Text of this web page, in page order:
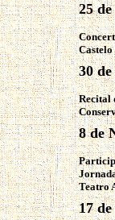
25
30de
Recital
8 de
Teatro
17